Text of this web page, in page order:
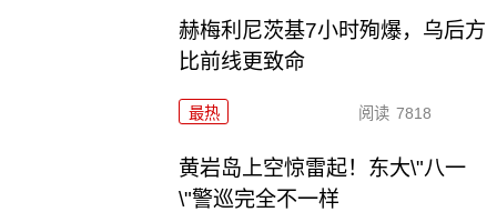
赫梅利尼茨基7小时殉爆，乌后方
比前线更致命
最热 阅读 7818
黄岩岛上空惊雷起！东大\"八一
\"警巡完全不一样